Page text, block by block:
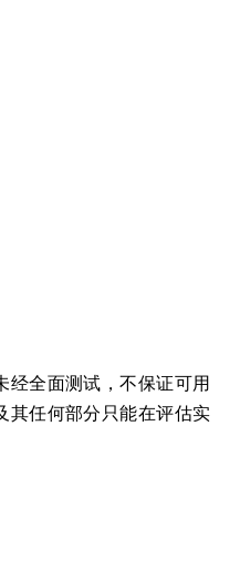
经全面测试，不保证可用
其任何部分只能在评估实